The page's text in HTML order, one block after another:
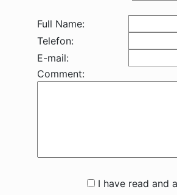
Full Name:
Telefon:
E-mail:
Comment:
I have read and